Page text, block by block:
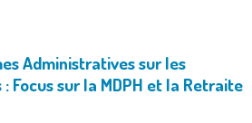
Administratives sur les
Focus sur la MDPH et la Retraite